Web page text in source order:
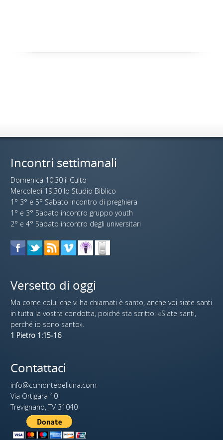
Incontri settimanali
Domenica 10:30 il Culto
Mercoledi 19:30 lo Studio Biblico
1° 3° e 5° Sabato incontro di preghiera
1° e 3° Sabato incontro gruppo youth
2° e 4° Sabato incontro degli universitari
Versetto di oggi
Ma come colui che vi ha chiamati è santo, anche voi siate santi
in tutta la vostra condotta, poiché sta scritto: «Siate santi,
perché io sono santo».
1 Pietro 1:15-16
Contattaci
info@ccmontebelluna.com
Via Ortigara 10
Trevignano, TV 31040